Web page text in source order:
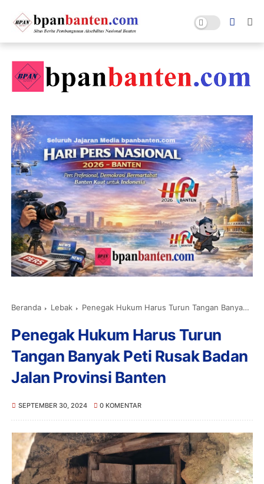
Beranda Lebak Penegak Hukum Harus Turun Tangan Banyak Peti Rusak Badan Jalan Provinsi Banten
Penegak Hukum Harus Turun
Tangan Banyak Peti Rusak Badan
Jalan Provinsi Banten
SEPTEMBER 30, 2024 0 KOMENTAR